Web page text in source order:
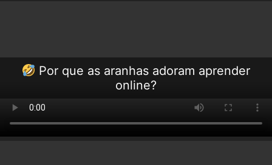
Por que as aranhas adoram aprender
online?